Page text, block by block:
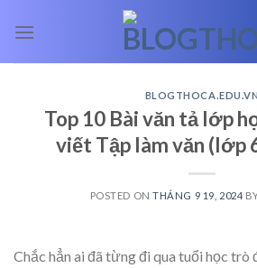
BLOGTHOCA.EDU.VN
Top 10 Bài văn tả lớp
viết Tập làm văn (lớp
POSTED ONTHÁNG 9 19, 2024
Chắc hẳn ai đã từng đi qua tuổi học trò